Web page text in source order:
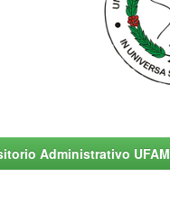
Administrativo UFAM